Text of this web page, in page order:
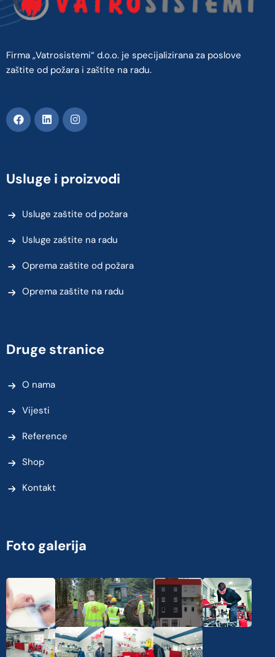
Firma „Vatrosistemi“ d.o.o. je specijalizirana za poslove
zaštite od požara i zaštite na radu.
Usluge i proizvodi
Usluge zaštite od požara
Usluge zaštite na radu
Oprema zaštite od požara
Oprema zaštite na radu
Druge stranice
O nama
Vijesti
Reference
Shop
Kontakt
Foto galerija